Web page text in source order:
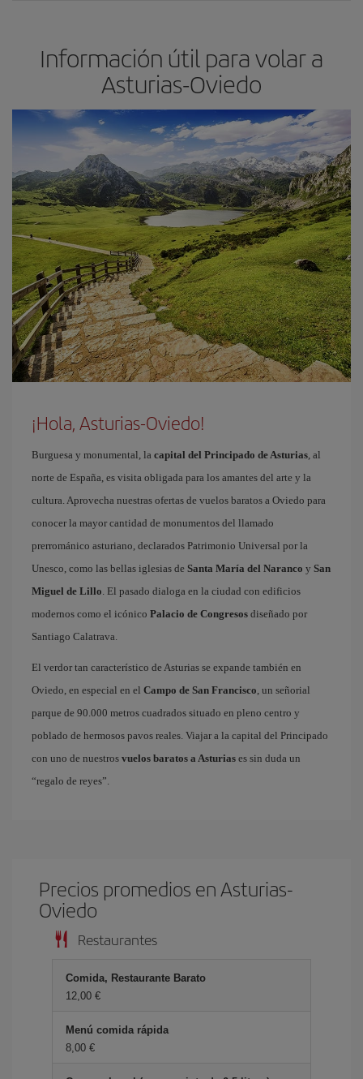
Información útil para volar a
Asturias-Oviedo
¡Hola, Asturias-Oviedo!
Burguesa y monumental, la capital del Principado de Asturias, al
norte de España, es visita obligada para los amantes del arte y la
cultura. Aprovecha nuestras ofertas de vuelos baratos a Oviedo para
conocer la mayor cantidad de monumentos del llamado
prerrománico asturiano, declarados Patrimonio Universal por la
Unesco, como las bellas iglesias de Santa María del Naranco y San
Miguel de Lillo. El pasado dialoga en la ciudad con edificios
modernos como el icónico Palacio de Congresos diseñado por
Santiago Calatrava.
El verdor tan característico de Asturias se expande también en
Oviedo, en especial en el Campo de San Francisco, un señorial
parque de 90.000 metros cuadrados situado en pleno centro y
poblado de hermosos pavos reales. Viajar a la capital del Principado
con uno de nuestros vuelos baratos a Asturias es sin duda un
“regalo de reyes”.
Precios promedios en Asturias-
Oviedo
Restaurantes
Comida, Restaurante Barato
12,00 €
Menú comida rápida
8,00 €